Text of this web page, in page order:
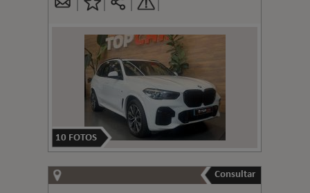
10 FOTOS
Consultar